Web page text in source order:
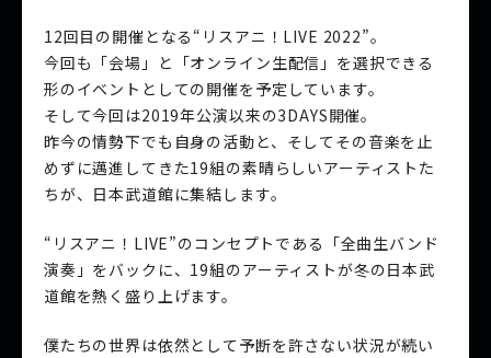
12回目の開催となる“リスアニ！LIVE 2022”。
今回も「会場」と「オンライン生配信」を選択できる
形のイベントとしての開催を予定しています。
そして今回は2019年公演以来の3DAYS開催。
昨今の情勢下でも自身の活動と、そしてその音楽を止
めずに邁進してきた19組の素晴らしいアーティストた
ちが、日本武道館に集結します。
“リスアニ！LIVE”のコンセプトである「全曲生バンド
演奏」をバックに、19組のアーティストが冬の日本武
道館を熱く盛り上げます。
僕たちの世界は依然として予断を許さない状況が続い